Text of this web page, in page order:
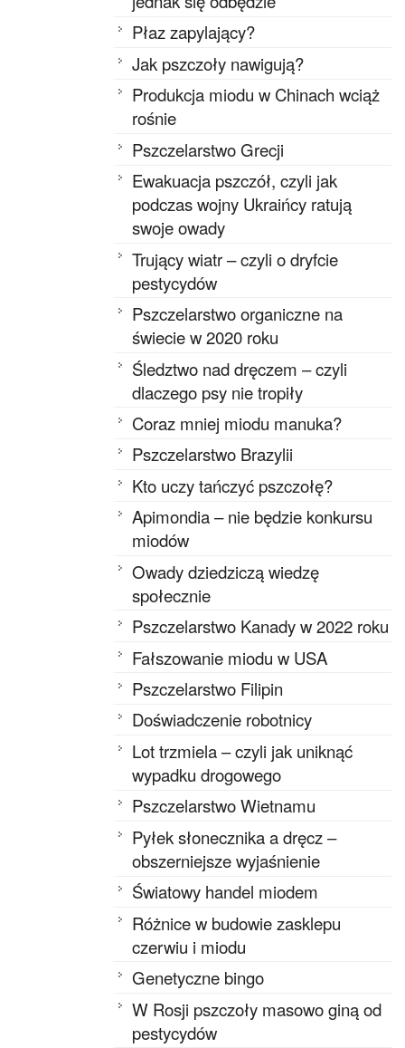
Płaz zapylający?
Jak pszczoły nawigują?
Produkcja miodu w Chinach wciąż
rośnie
Pszczelarstwo Grecji
Ewakuacja pszczół, czyli jak
podczas wojny Ukraińcy ratują
swoje owady
Trujący wiatr – czyli o dryfcie
pestycydów
Pszczelarstwo organiczne na
świecie w 2020 roku
Śledztwo nad dręczem – czyli
dlaczego psy nie tropiły
Coraz mniej miodu manuka?
Pszczelarstwo Brazylii
Kto uczy tańczyć pszczołę?
Apimondia – nie będzie konkursu
miodów
Owady dziedziczą wiedzę
społecznie
Pszczelarstwo Kanady w 2022 roku
Fałszowanie miodu w USA
Pszczelarstwo Filipin
Doświadczenie robotnicy
Lot trzmiela – czyli jak uniknąć
wypadku drogowego
Pszczelarstwo Wietnamu
Pyłek słonecznika a dręcz –
obszerniejsze wyjaśnienie
Światowy handel miodem
Różnice w budowie zasklepu
czerwiu i miodu
Genetyczne bingo
W Rosji pszczoły masowo giną od
pestycydów